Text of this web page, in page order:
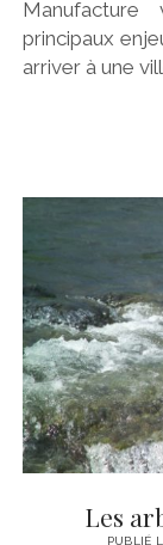
principaux
arriver à une
Les
PUBLIÉ